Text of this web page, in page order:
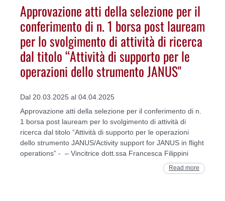
Approvazione atti della selezione per il
conferimento di n. 1 borsa post lauream
per lo svolgimento di attività di ricerca
dal titolo “Attività di supporto per le
operazioni dello strumento JANUS"
Dal 20.03.2025 al 04.04.2025
Approvazione atti della selezione per il conferimento di n.
1 borsa post lauream per lo svolgimento di attività di
ricerca dal titolo “Attività di supporto per le operazioni
dello strumento JANUS/Activity support for JANUS in flight
operations” - – Vincitrice dott.ssa Francesca Filippini
Read more